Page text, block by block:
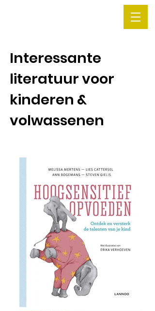
Interessante
literatuur voor
kinderen &
volwassenen